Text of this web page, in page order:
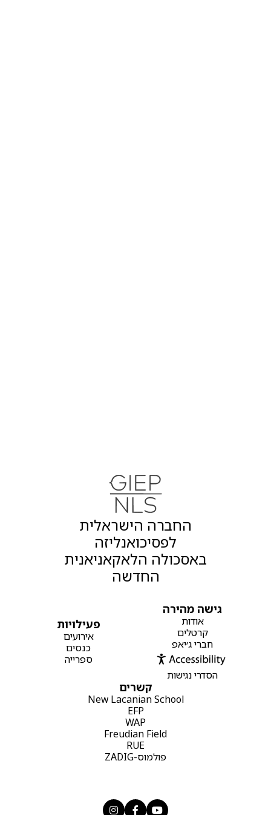
החברה הישראלית
לפסיכואנליזה
באסכולה הלאקאניאנית
החדשה
גישה מהירה
אודות
קרטלים
חברי ג׳יאפ
הסדרי נגישות
פעילויות
אירועים
כנסים
ספרייה
קשרים
New Lacanian School
EFP
WAP
Freudian Field
RUE
פולמוס-ZADIG


